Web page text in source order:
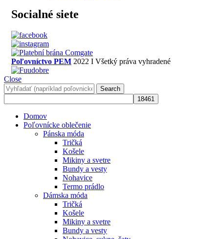
Socialné siete
Poľovníctvo PEM 2022 I Všetký práva vyhradené
Close
Search
Domov
Poľovnícke oblečenie
Pánska móda
Tričká
Košele
Mikiny a svetre
Bundy a vesty
Nohavice
Termo prádlo
Dámska móda
Tričká
Košele
Mikiny a svetre
Bundy a vesty